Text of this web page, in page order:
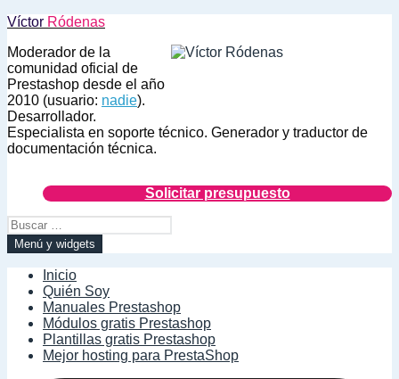
Saltar
contenido
Víctor Ródenas
Moderador de la
comunidad oficial de
Prestashop desde el año
2010 (usuario: nadie).
Desarrollador.
Especialista en soporte técnico. Generador y traductor de
documentación técnica.
Solicitar presupuesto
Buscar:
Menú y widgets
Inicio
Quién Soy
Manuales Prestashop
Módulos gratis Prestashop
Plantillas gratis Prestashop
Mejor hosting para PrestaShop